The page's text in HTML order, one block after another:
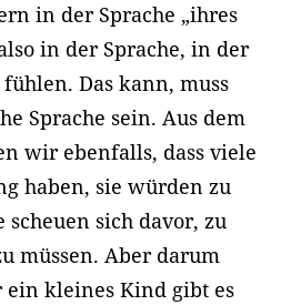
in der Sprache „ihres
in der Sprache, in der
Das kann, muss
Sprache sein. Aus dem
wir ebenfalls, dass viele
haben, sie würden zu
scheuen sich davor, zu
müssen. Aber darum
ein kleines Kind gibt es